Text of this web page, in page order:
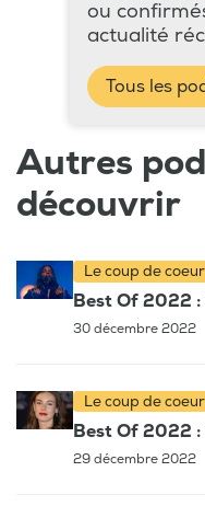
ou
actualité
Tous les
Autres
découvrir
Le coup de
Best Of 2022 :
30 décembre 2022
Le coup de
Best Of 2022 :
29 décembre 2022